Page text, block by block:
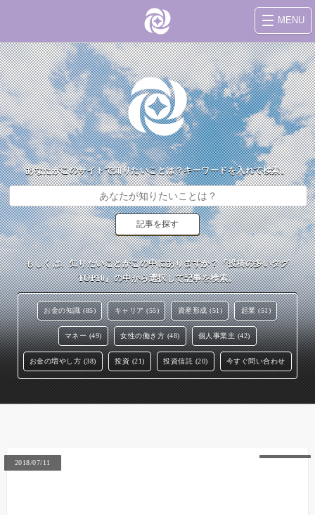
MENU
あなたがこのサイトで知りたいことは？キーワードを入れて検索。
もしくは、知りたいことがこの中にありますか？『投稿の多いタグ
TOP10』の中から選択して記事を検索。
お金の知識 (85) キャリア (55) 資産形成 (51) 起業 (51)
マネー (49) 女性の働き方 (48) 個人事業主 (42)
お金の増やし方 (38) 投資 (21) 投資信託 (20) 今すぐ問い合わせ
2018/07/11